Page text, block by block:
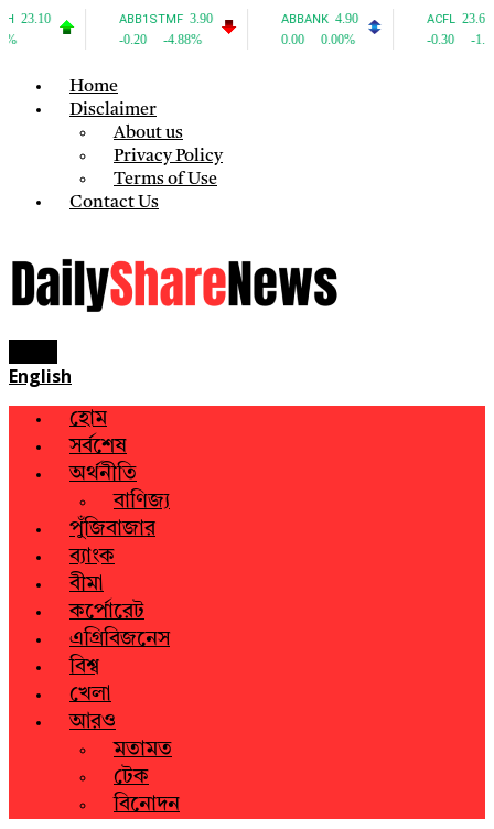
Home
Disclaimer
About us
Privacy Policy
Terms of Use
Contact Us
English
হোম
সর্বশেষ
অর্থনীতি
বাণিজ্য
পুঁজিবাজার
ব্যাংক
বীমা
কর্পোরেট
এগ্রিবিজনেস
বিশ্ব
খেলা
আরও
মতামত
টেক
বিনোদন